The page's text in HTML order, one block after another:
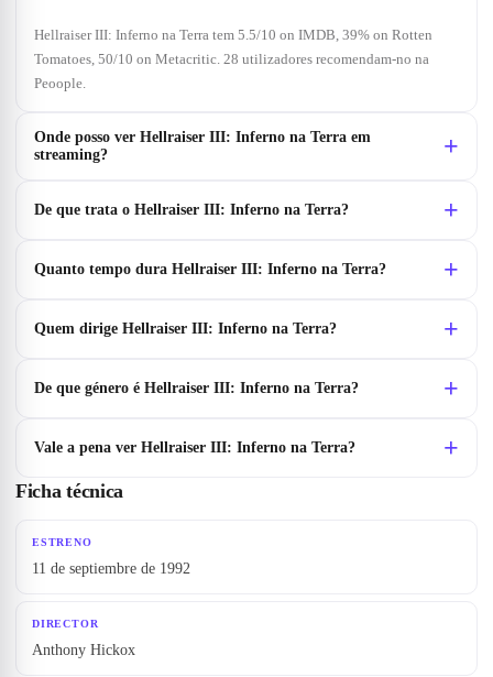
Hellraiser III: Inferno na Terra tem 5.5/10 on IMDB, 39% on Rotten
Tomatoes, 50/10 on Metacritic. 28 utilizadores recomendam-no na
Peoople.
Onde posso ver Hellraiser III: Inferno na Terra em
streaming?
De que trata o Hellraiser III: Inferno na Terra?
Quanto tempo dura Hellraiser III: Inferno na Terra?
Quem dirige Hellraiser III: Inferno na Terra?
De que género é Hellraiser III: Inferno na Terra?
Vale a pena ver Hellraiser III: Inferno na Terra?
Ficha técnica
ESTRENO
11 de septiembre de 1992
DIRECTOR
Anthony Hickox